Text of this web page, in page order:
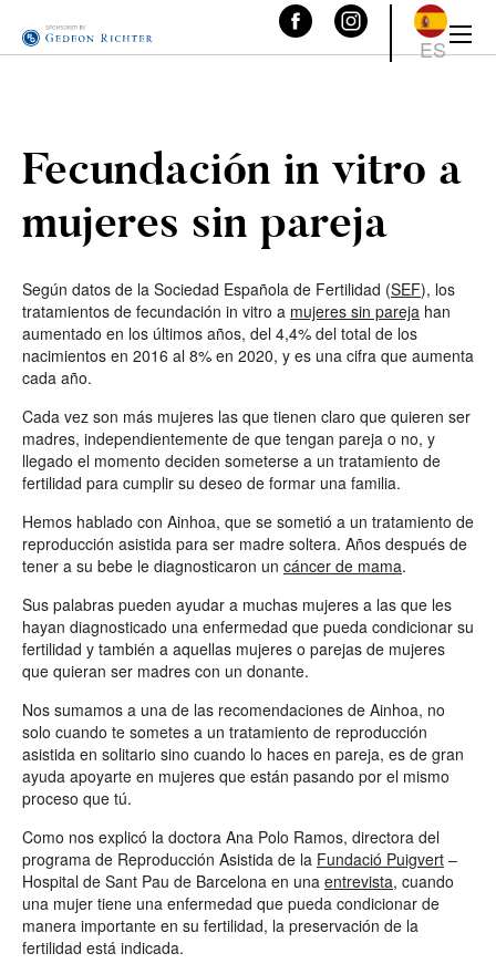
ES
Fecundación in vitro a
mujeres sin pareja
Según datos de la Sociedad Española de Fertilidad (SEF), los
tratamientos de fecundación in vitro a mujeres sin pareja han
aumentado en los últimos años, del 4,4% del total de los
nacimientos en 2016 al 8% en 2020, y es una cifra que aumenta
cada año.
Cada vez son más mujeres las que tienen claro que quieren ser
madres, independientemente de que tengan pareja o no, y
llegado el momento deciden someterse a un tratamiento de
fertilidad para cumplir su deseo de formar una familia.
Hemos hablado con Ainhoa, que se sometió a un tratamiento de
reproducción asistida para ser madre soltera. Años después de
tener a su bebe le diagnosticaron un cáncer de mama.
Sus palabras pueden ayudar a muchas mujeres a las que les
hayan diagnosticado una enfermedad que pueda condicionar su
fertilidad y también a aquellas mujeres o parejas de mujeres
que quieran ser madres con un donante.
Nos sumamos a una de las recomendaciones de Ainhoa, no
solo cuando te sometes a un tratamiento de reproducción
asistida en solitario sino cuando lo haces en pareja, es de gran
ayuda apoyarte en mujeres que están pasando por el mismo
proceso que tú.
Como nos explicó la doctora Ana Polo Ramos, directora del
programa de Reproducción Asistida de la Fundació Puigvert –
Hospital de Sant Pau de Barcelona en una entrevista, cuando
una mujer tiene una enfermedad que pueda condicionar de
manera importante en su fertilidad, la preservación de la
fertilidad está indicada.